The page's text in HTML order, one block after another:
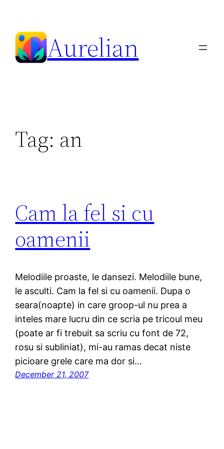
content
Aurelian
Tag: an
Cam la fel si cu
oamenii
Melodiile proaste, le dansezi. Melodiile bune,
le asculti. Cam la fel si cu oamenii. Dupa o
seara(noapte) in care groop-ul nu prea a
inteles mare lucru din ce scria pe tricoul meu
(poate ar fi trebuit sa scriu cu font de 72,
rosu si subliniat), mi-au ramas decat niste
picioare grele care ma dor si…
December 21, 2007